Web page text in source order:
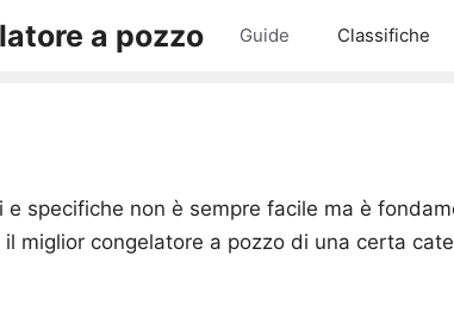
a pozzo Guide Classifiche
specifiche non è sempre facile ma è
miglior congelatore a pozzo di una certa